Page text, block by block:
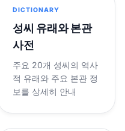
DICTIONARY
성씨 유래와 본관
사전
주요 20개 성씨의 역사
적 유래와 주요 본관 정
보를 상세히 안내